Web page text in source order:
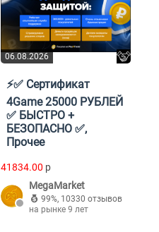
06.08.2026
⚡️✅ Сертификат
4Game 25000 РУБЛЕЙ
✅ БЫСТРО +
БЕЗОПАСНО ✅,
Прочее
41834.00 p
MegaMarket
99%, 10330 отзывов
на рынке 9 лет